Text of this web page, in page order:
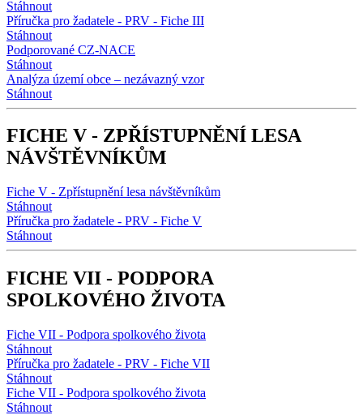
Stáhnout
Příručka pro žadatele - PRV - Fiche III
Stáhnout
Podporované CZ-NACE
Stáhnout
Analýza území obce – nezávazný vzor
Stáhnout
FICHE V - ZPŘÍSTUPNĚNÍ LESA
NÁVŠTĚVNÍKŮM
Fiche V - Zpřístupnění lesa návštěvníkům
Stáhnout
Příručka pro žadatele - PRV - Fiche V
Stáhnout
FICHE VII - PODPORA
SPOLKOVÉHO ŽIVOTA
Fiche VII - Podpora spolkového života
Stáhnout
Příručka pro žadatele - PRV - Fiche VII
Stáhnout
Fiche VII - Podpora spolkového života
Stáhnout